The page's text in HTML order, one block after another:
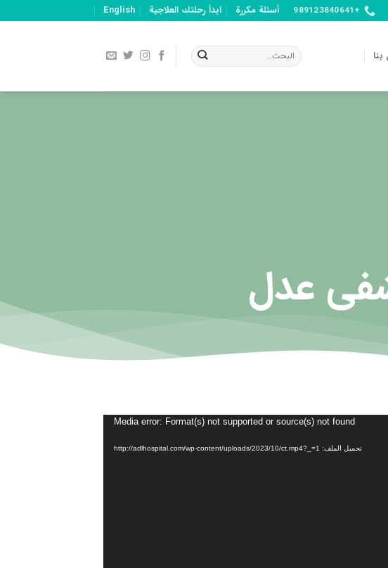
+989123840641 أسئلة مكررة ابدأ رحلتك العلاجية English
عدل
Media error: Format(s) not supported or source(s) not found
تحميل الملف: http://adlhospital.com/wp-content/uploads/2023/10/ct.mp4?_=1